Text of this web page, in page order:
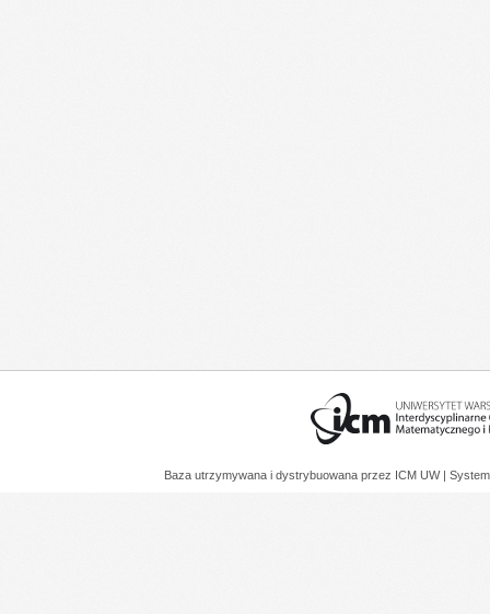
Baza utrzymywana i dystrybuowana przez ICM UW |